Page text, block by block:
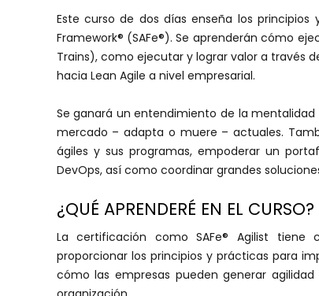
Este curso de dos días enseña los
Framework® (SAFe®). Se aprenderán cómo
Trains), como ejecutar y lograr valor a través
hacia Lean Agile a nivel empresarial.
Se ganará un entendimiento de la
mercado – adapta o muere – actuales.
ágiles y sus programas, empoderar un
DevOps, así como coordinar grandes
¿QUÉ APRENDERÉ EN EL CURSO?
La certificación como SAFe® Agilist
proporcionar los principios y prácticas para
cómo las empresas pueden generar